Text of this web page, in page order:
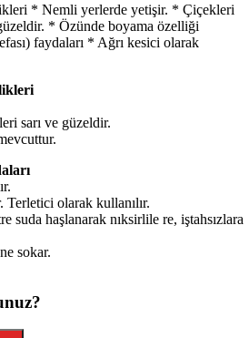
* Nemli yerlerde yetişir. * Çiçekleri
* Özünde boyama özelliği
faydaları * Ağrı kesici olarak
sarı ve güzeldir.
olarak kullanılır.
suda haşlanarak nıksirlile re, iştahsızlara
sokar.